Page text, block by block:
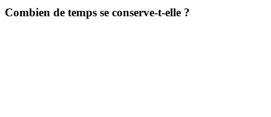
Combien de temps se conserve-t-elle ?